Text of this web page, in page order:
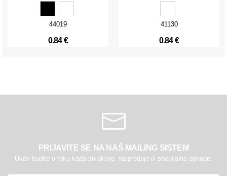
44019
0.84 €
41130
0.84 €
PRIJAVITE SE NA NAŠ MAILING SISTEM
Uvek budite u toku kada su akcije, rasprodaje ili specijalne ponude.